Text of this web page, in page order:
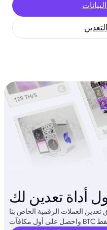
أداة تعدين لك
تعدين العملات الرقمية الخاص بنا